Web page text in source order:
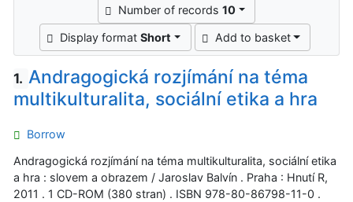
Number of records 10
Display formatShort Add to basket
1. Andragogická rozjímání na téma
multikulturalita, sociální etika a hra
Borrow
Andragogická rozjímání na téma multikulturalita, sociální etika
a hra : slovem a obrazem / Jaroslav Balvín . Praha : Hnutí R,
2011 . 1 CD-ROM (380 stran) . ISBN 978-80-86798-11-0 .